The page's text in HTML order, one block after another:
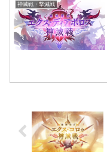
神滅戦・撃滅戦